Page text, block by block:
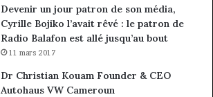
Devenir un jour patron de son média,
Cyrille Bojiko l’avait rêvé : le patron de
Radio Balafon est allé jusqu’au bout
11 mars 2017
Dr Christian Kouam Founder & CEO
Autohaus VW Cameroun